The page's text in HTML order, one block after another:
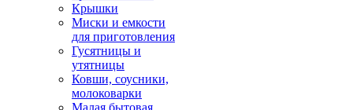
Крышки
Миски и емкости
для приготовления
Гусятницы и
утятницы
Ковши, соусники,
молоковарки
Малая бытовая